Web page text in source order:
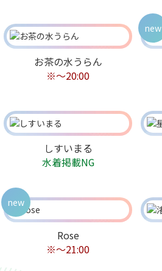
お茶の水うらん
※～20:00
new
しすいまる
水着掲載NG
Rose
※～21:00
new